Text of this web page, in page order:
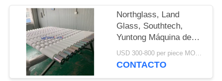
DEL
SITIO
PRIVACY
POLICY
Northglass, Land
Glass, Southtech,
Yuntong Máquina de
templado de vidrio
rodillo cerámico de alta
USD 300-800 per piece MOQ:5 piezas
CONTACTO